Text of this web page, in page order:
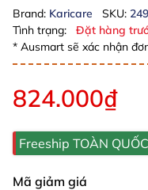
Brand: Karicare SKU:
Tình trạng:
Đặt hàng
* Ausmart sẽ xác nhận
824.000₫
Freeship TOÀN QUỐC
Mã giảm giá